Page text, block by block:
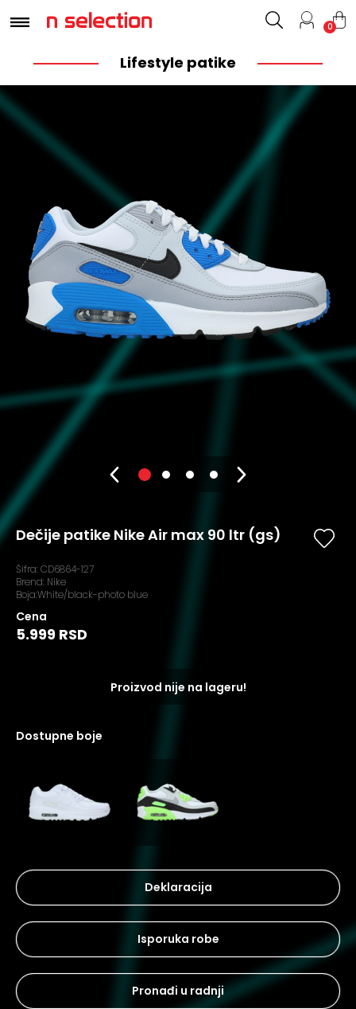
0
Lifestyle patike
Dečije patike Nike Air max 90 ltr (gs)
Šifra:CD6864-127
Brend: Nike
Boja:White/black-photo blue
Cena
5.999 RSD
Proizvod nije na lageru!
dostupne boje
Deklaracija
Isporuka robe
Pronađi u radnji